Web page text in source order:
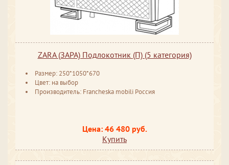
ZARA (ЗАРА) Подлокотник (П) (5 категория)
Размер: 250*1050*670
Цвет: на выбор
Производитель: Francheska mobili Россия
Цена: 46 480 руб.
Купить